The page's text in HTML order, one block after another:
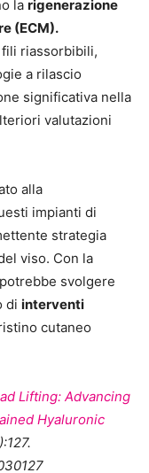
la rigenerazione
(ECM).
fili riassorbibili,
a rilascio
significativa nella
valutazioni
alla
impianti di
strategia
viso. Con la
svolgere
di interventi
cutaneo
Lifting: Advancing
Hyaluronic